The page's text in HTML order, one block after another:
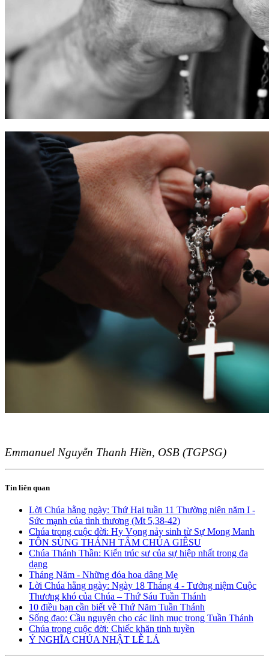
Emmanuel Nguyễn Thanh Hiền, OSB (TGPSG)
Tin liên quan
Lời Chúa hằng ngày: Thứ Hai tuần 11 Thường niên năm I -
Sức mạnh của tình thương (Mt 5,38-42)
Chúa trong cuộc đời: Hy Vọng nảy sinh từ Sự Mong Manh
TÔN SÙNG THÁNH TÂM CHÚA GIÊSU
Chúa Thánh Thần: Kiến trúc sư của sự hiệp nhất trong đa
dạng
Tháng Năm - Những đóa hoa dâng Mẹ
Lời Chúa hằng ngày: Ngày 18 Tháng 4 - Tưởng niệm Cuộc
Thương khó của Chúa – Thứ Sáu Tuần Thánh
10 điều bạn cần biết về Thứ Năm Tuần Thánh
Sống đạo: Cầu nguyện cho các linh mục trong Tuần Thánh
Chúa trong cuộc đời: Chiếc khăn tinh tuyền
Ý NGHĨA CHÚA NHẬT LỄ LÁ